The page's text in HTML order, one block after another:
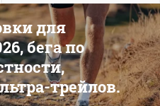
для
бега по
трейлов.